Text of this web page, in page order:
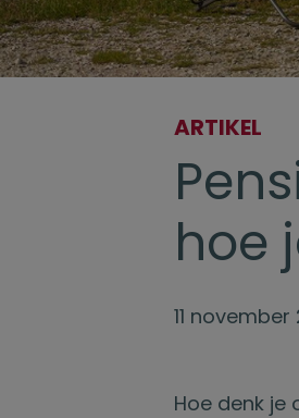
ARTIKEL
hoe
11 november
Hoe denk je